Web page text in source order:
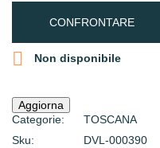
CONFRONTARE
 Non disponibile
Categorie:
TOSCANA
Sku:
DVL-000390